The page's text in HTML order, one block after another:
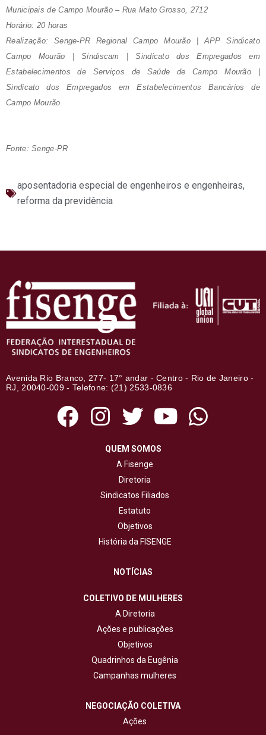
Municipais de Campo Mourão – Rua Mato Grosso, 2712
Horário: 20 horas
Realização: Senge-PR Regional Campo Mourão | APP Sindicato
Campo Mourão | Sindiscam | Sindicato dos Empregados em
Estabelecimentos de Serviços de Saúde de Campo Mourão |
Sindicato dos Empregados em Estabelecimentos Bancários de
Campo Mourão
Fonte: Senge-PR
aposentadoria especial de engenheiros e engenheiras,
reforma da previdência
Avenida Rio Branco, 277- 17° andar - Centro - Rio de Janeiro -
RJ, 20040-009 - Telefone: (21) 2533-0836
QUEM SOMOS
A Fisenge
Diretoria
Sindicatos Filiados
Estatuto
Objetivos
História da FISENGE
NOTÍCIAS
COLETIVO DE MULHERES
A Diretoria
Ações e publicações
Objetivos
Quadrinhos da Eugênia
Campanhas mulheres
NEGOCIAÇÃO COLETIVA
Ações